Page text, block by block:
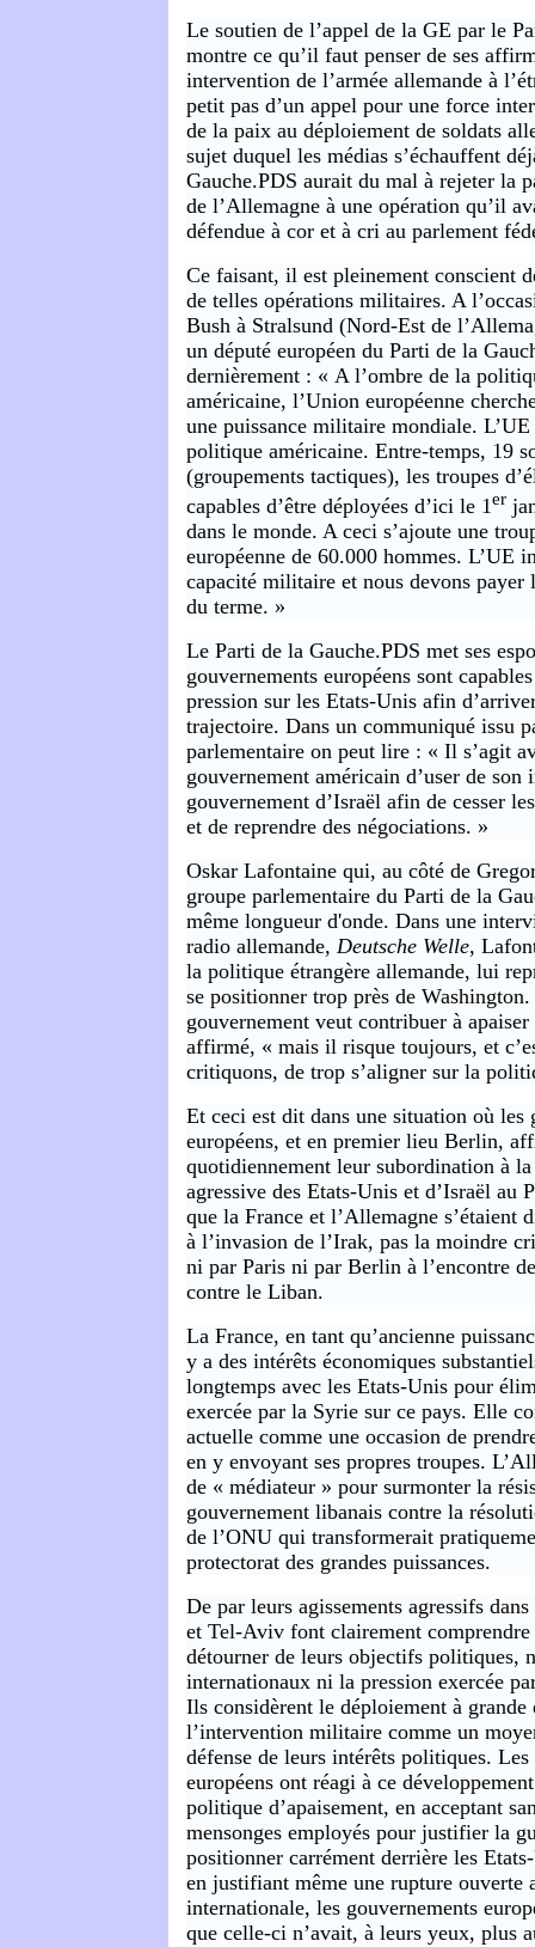
Le soutien de l’appel de la GE par le
montre ce qu’il faut penser de ses
intervention de l’armée allemande à
petit pas d’un appel pour une force
de la paix au déploiement de soldats
sujet duquel les médias s’échauffent
Gauche.PDS aurait du mal à rejeter la
de l’Allemagne à une opération qu’il
défendue à cor et à cri au parlement
Ce faisant, il est pleinement conscient
de telles opérations militaires. A
Bush à Stralsund (Nord-Est de
un député européen du Parti de la
dernièrement : « A l’ombre de la
américaine, l’Union européenne
une puissance militaire mondiale.
politique américaine. Entre-temps, 19
(groupements tactiques), les troupes
capables d’être déployées d’ici le 1er
dans le monde. A ceci s’ajoute une
européenne de 60.000 hommes. L’UE
capacité militaire et nous devons payer
du terme. »
Le Parti de la Gauche.PDS met ses
gouvernements européens sont
pression sur les Etats-Unis afin
trajectoire. Dans un communiqué issu
parlementaire on peut lire : « Il s’agit
gouvernement américain d’user de son
gouvernement d’Israël afin de cesser
et de reprendre des négociations. »
Oskar Lafontaine qui, au côté de
groupe parlementaire du Parti de la
même longueur d'onde. Dans une
radio allemande, Deutsche Welle,
la politique étrangère allemande, lui
se positionner trop près de
gouvernement veut contribuer à
affirmé, « mais il risque toujours, et
critiquons, de trop s’aligner sur la
Et ceci est dit dans une situation où les
européens, et en premier lieu Berlin,
quotidiennement leur subordination à
agressive des Etats-Unis et d’Israël au
que la France et l’Allemagne s’étaient
à l’invasion de l’Irak, pas la moindre
ni par Paris ni par Berlin à l’encontre
contre le Liban.
La France, en tant qu’ancienne
y a des intérêts économiques
longtemps avec les Etats-Unis pour
exercée par la Syrie sur ce pays. Elle
actuelle comme une occasion de
en y envoyant ses propres troupes.
de « médiateur » pour surmonter la
gouvernement libanais contre la
de l’ONU qui transformerait
protectorat des grandes puissances.
De par leurs agissements agressifs
et Tel-Aviv font clairement
détourner de leurs objectifs politiques,
internationaux ni la pression exercée
Ils considèrent le déploiement à grande
l’intervention militaire comme un
défense de leurs intérêts politiques. Les
européens ont réagi à ce
politique d’apaisement, en acceptant
mensonges employés pour justifier la
positionner carrément derrière les
en justifiant même une rupture ouverte
internationale, les gouvernements
que celle-ci n’avait, à leurs yeux, plus